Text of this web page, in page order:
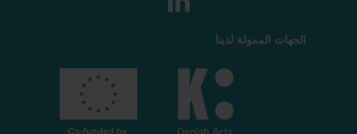
الجهات الممولة لدينا